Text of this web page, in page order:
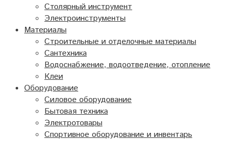
Столярный инструмент
Электроинструменты
Материалы
Строительные и отделочные материалы
Сантехника
Водоснабжение, водоотведение, отопление
Клеи
Оборудование
Силовое оборудование
Бытовая техника
Электротовары
Спортивное оборудование и инвентарь